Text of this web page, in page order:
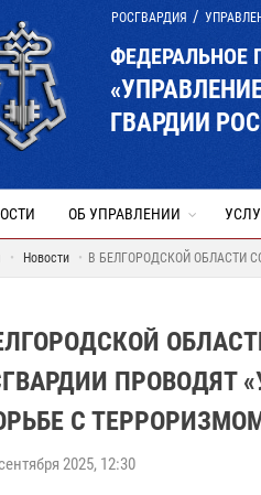
РОСГВАРДИЯ
ФЕДЕРАЛЬНОЕ
ГВАРДИИ
ОБ УПРАВЛЕНИИ
Новости В БЕЛГОРОДСКОЙ ОБЛАСТИ
ПРОВОДЯТ
С
2025, 12:30